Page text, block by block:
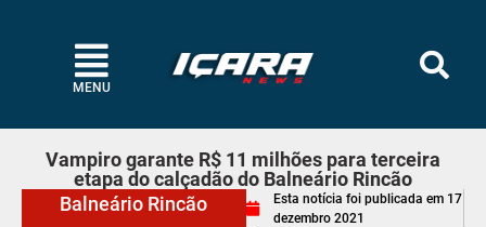
MENU
Vampiro garante R$ 11 milhões para terceira
etapa do calçadão do Balneário Rincão
Balneário Rincão
Esta notícia foi publicada em 17
dezembro 2021